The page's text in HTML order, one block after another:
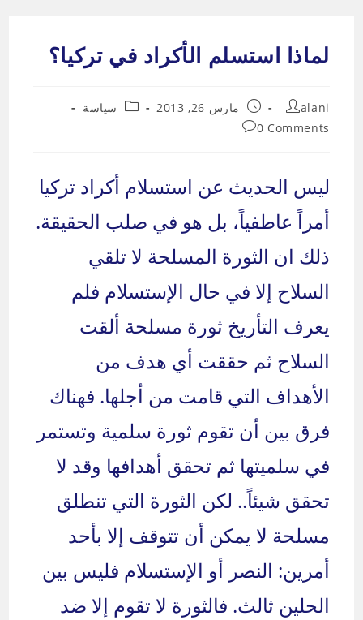
contentلماذا استسلم الأكراد في تركيا؟
Post
author:
alani
Post
published:
مارس 26, 2013
Postسياسة
Post
0 Comments
ليس الحديث عن استسلام أكراد تركيا
أمراً عاطفياً، بل هو في صلب الحقيقة.
ذلك ان الثورة المسلحة لا تلقي
السلاح إلا في حال الإستسلام فلم
يعرف التأريخ ثورة مسلحة ألقت
السلاح ثم حققت أي هدف من
الأهداف التي قامت من أجلها. فهناك
فرق بين أن تقوم ثورة سلمية وتستمر
في سلميتها ثم تحقق أهدافها وقد لا
تحقق شيئاً.. لكن الثورة التي تنطلق
مسلحة لا يمكن أن تتوقف إلا بأحد
أمرين: النصر أو الإستسلام فليس بين
الحلين ثالث. فالثورة لا تقوم إلا ضد